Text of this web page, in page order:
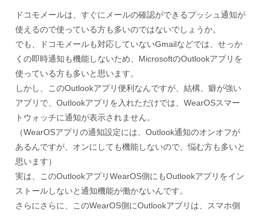
ドコモメールは、すぐにメールの確認ができるプッシュ通知が
使えるので使っている方も多いのではないでしょうか。
でも、ドコモメールも対応していないGmailなどでは、せっか
くの即時通知も機能しないため、MicrosoftのOutlookアプリを
使っている方も多いと思います。
しかし、このOutlookアプリ便利なんですが、結構、癖が強い
アプリで、Outlookアプリを入れただけでは、WearOSスマー
トウォッチに通知が表示されません。
（WearOSアプリの通知設定には、Outlook通知のオンオフが
あるんですが、オンにしても機能しないので、悩む方も多いと
思います）
実は、このOutlookアプリWearOS側にもOutlookアプリをイン
ストールしないと通知機能が働かないんです。
さらにさらに、このWearOS側にOutlookアプリは、スマホ側